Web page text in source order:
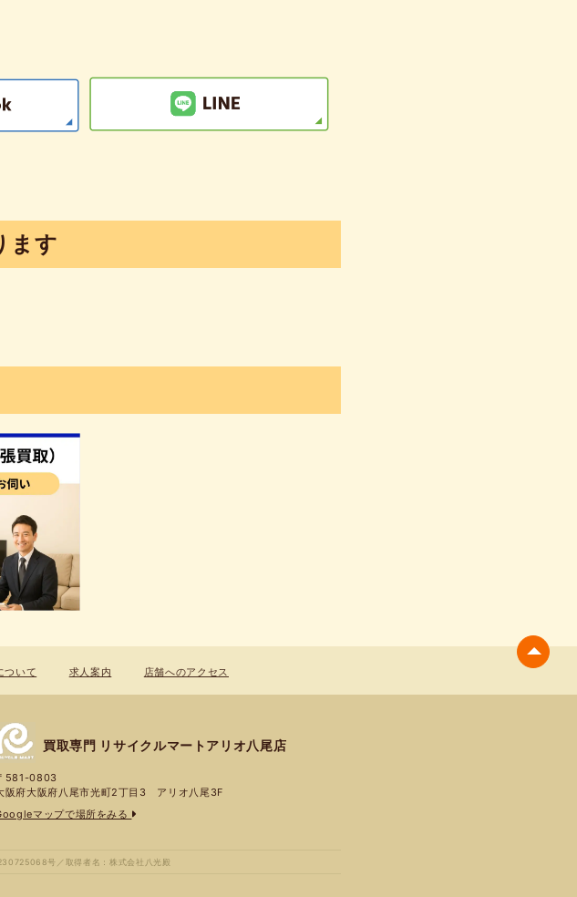
ます
ついて 求人案内 店舗へのアクセス
買取専門 リサイクルマートアリオ八尾店
581-0803
阪府大阪府八尾市光町2丁目3 アリオ八尾3F
マップで場所をみる
号／ 取得者名：株式会社八光殿